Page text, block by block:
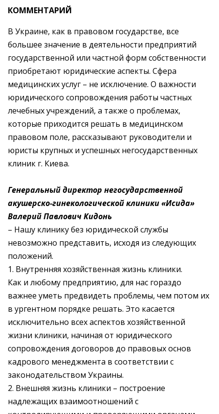
КОММЕНТАРИЙ
В Украине, как в правовом государстве, все
большее значение в деятельности предприятий
государственной или частной форм собственности
приобретают юридические аспекты. Сфера
медицинских услуг – не исключение. О важности
юридического сопровождения работы частных
лечебных учреждений, а также о проблемах,
которые приходится решать в медицинском
правовом поле, рассказывают руководители и
юристы крупных и успешных негосударственных
клиник г. Киева.
Генеральный директор негосударственной
акушерско-гинекологической клиники «Исида»
Валерий Павлович Кидонь
– Нашу клинику без юридической службы
невозможно представить, исходя из следующих
положений.
1. Внутренняя хозяйственная жизнь клиники.
Как и любому предприятию, для нас гораздо
важнее уметь предвидеть проблемы, чем потом их
в ургентном порядке решать. Это касается
исключительно всех аспектов хозяйственной
жизни клиники, начиная от юридического
сопровождения договоров до правовых основ
кадрового менеджмента в соответствии с
законодательством Украины.
2. Внешняя жизнь клиники – построение
надлежащих взаимоотношений с